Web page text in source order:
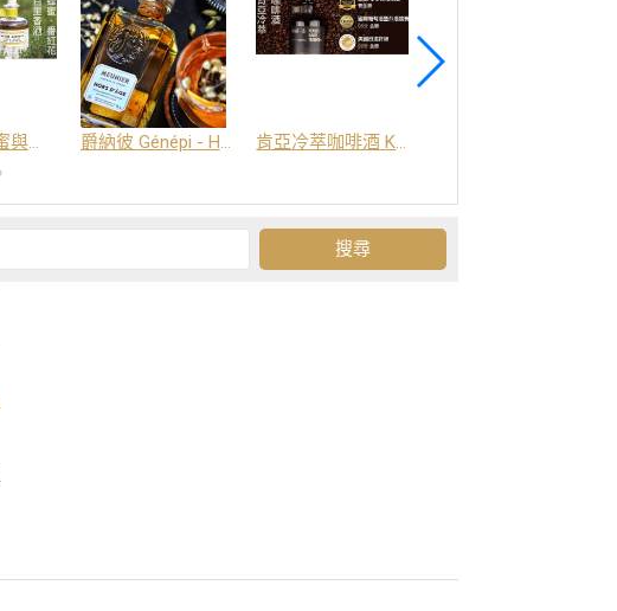
百里香、蜂蜜與番紅花酒 爵納彼 Génépi - Hors d'Age (橡木桶陳釀) -阿爾卑斯山草本酒 肯亞冷萃咖啡酒 Kenya Coffee Brew